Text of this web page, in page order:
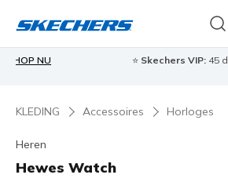
⭐Skechers VIP: 45 dagen retourrecht
KLEDING Accessoires Horloges
Heren
Hewes Watch